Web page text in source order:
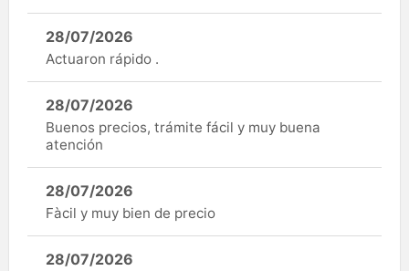
28/07/2026
Actuaron rápido .
28/07/2026
Buenos precios, trámite fácil y muy buena
atención
28/07/2026
Fàcil y muy bien de precio
28/07/2026